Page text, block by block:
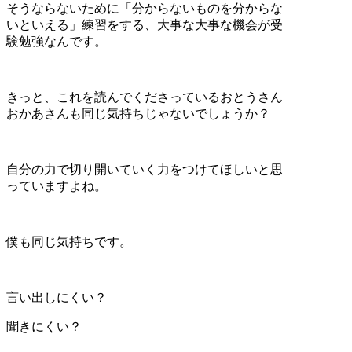
そうならないために「分からないものを分からな
いといえる」練習をする、大事な大事な機会が受
験勉強なんです。
きっと、これを読んでくださっているおとうさん
おかあさんも同じ気持ちじゃないでしょうか？
自分の力で切り開いていく力をつけてほしいと思
っていますよね。
僕も同じ気持ちです。
言い出しにくい？
聞きにくい？